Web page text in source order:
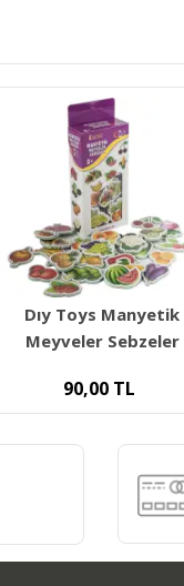
İlişki Kurma Eğlenceli
Bulmacalar
160,00TL